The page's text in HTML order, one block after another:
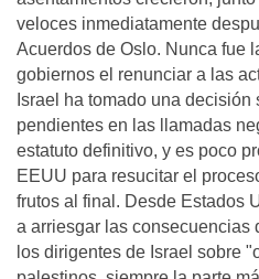
veloces inmediatamente
Acuerdos de Oslo. Nunca fue
gobiernos el renunciar a las
Israel ha tomado una
pendientes en las llamadas
estatuto definitivo, y es poco
EEUU para resucitar el
frutos al final. Desde Estados
a arriesgar las consecuencias
los dirigentes de Israel sobre